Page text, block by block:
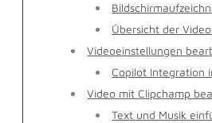
Übersicht der
Videoeinstellungen
Copilot Integration
Video mit Clipchamp
Text und Musik